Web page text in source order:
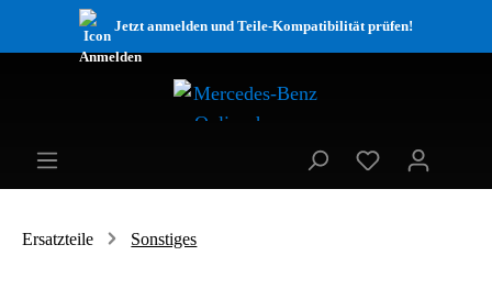
Jetzt anmelden und Teile-Kompatibilität prüfen!
Ersatzteile Sonstiges